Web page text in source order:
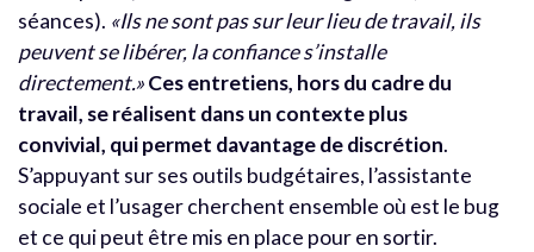
séances). «Ils ne sont pas sur leur lieu de travail, ils
peuvent se libérer, la confiance s’installe
directement.»Ces entretiens, hors du cadre du
travail, se réalisent dans un contexte plus
convivial, qui permet davantage de discrétion.
S’appuyant sur ses outils budgétaires, l’assistante
sociale et l’usager cherchent ensemble où est le bug
et ce qui peut être mis en place pour en sortir.